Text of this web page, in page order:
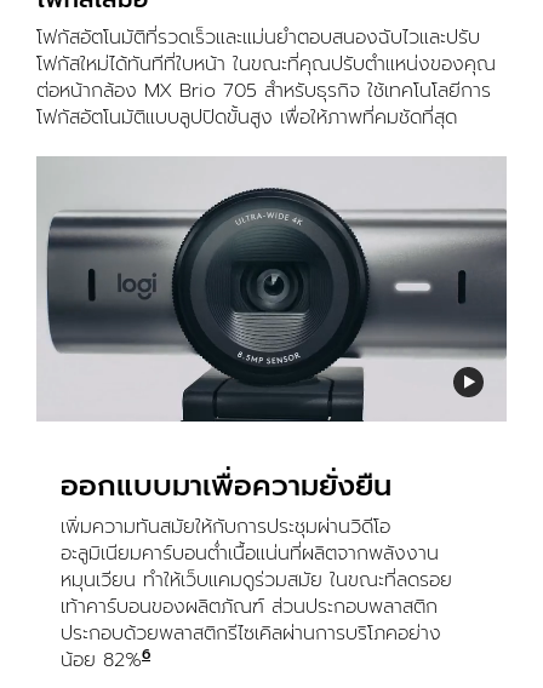
โฟกัสอัตโนมัติที่รวดเร็วและแม่นยำตอบสนองฉับไวและปรับ
โฟกัสใหม่ได้ทันทีที่ใบหน้า ในขณะที่คุณปรับตำแหน่งของคุณ
ต่อหน้ากล้อง MX Brio 705 สำหรับธุรกิจ ใช้เทคโนโลยีการ
โฟกัสอัตโนมัติแบบลูปปิดขั้นสูง เพื่อให้ภาพที่คมชัดที่สุด
ออกแบบมาเพื่อความยั่งยืน
เพิ่มความทันสมัยให้กับการประชุมผ่านวิดีโอ
อะลูมิเนียมคาร์บอนต่ำเนื้อแน่นที่ผลิตจากพลังงาน
หมุนเวียน ทำให้เว็บแคมดูร่วมสมัย ในขณะที่ลดรอย
เท้าคาร์บอนของผลิตภัณฑ์ ส่วนประกอบพลาสติก
ประกอบด้วยพลาสติกรีไซเคิลผ่านการบริโภคอย่าง
น้อย 82%6